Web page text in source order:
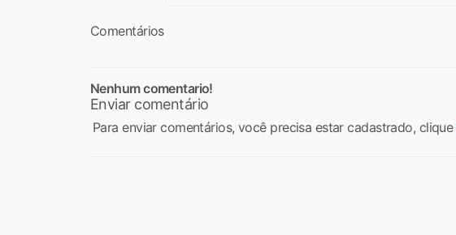
Comentários
Nenhum comentario!
Enviar comentário
Para enviar comentários, você precisa estar cadastrado, clique